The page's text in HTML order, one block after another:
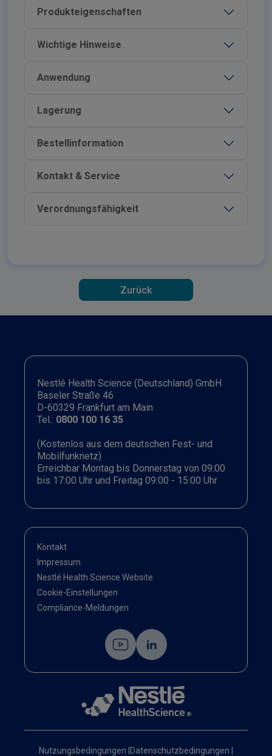
Produkteigenschaften
Wichtige Hinweise
Anwendung
Lagerung
Bestellinformation
Kontakt & Service
Verordnungsfähigkeit
Zurück
Nestlé Health Science (Deutschland) GmbH
Baseler Straße 46
D-60329 Frankfurt am Main
Tel.: 0800 100 16 35
(Kostenlos aus dem deutschen Fest- und
Mobilfunknetz)
Erreichbar Montag bis Donnerstag von 09:00
bis 17:00 Uhr und Freitag 09:00 - 15:00 Uhr
Kontakt
Impressum
Nestlé Health Science Website
Cookie-Einstellungen
Compliance-Meldungen
Nutzungsbedingungen Datenschutzbedingungen